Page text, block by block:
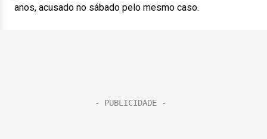
anos, acusado no sábado pelo mesmo caso.